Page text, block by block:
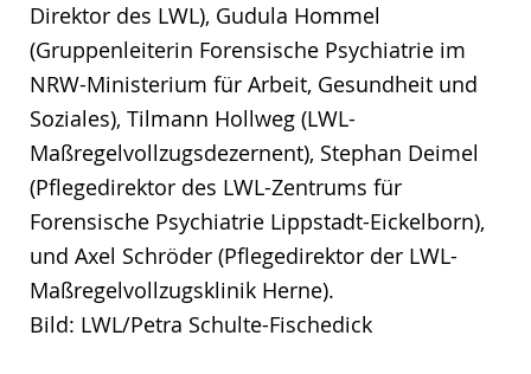
Direktor des LWL), Gudula Hommel
(Gruppenleiterin Forensische Psychiatrie im
NRW-Ministerium für Arbeit, Gesundheit und
Soziales), Tilmann Hollweg (LWL-
Maßregelvollzugsdezernent), Stephan Deimel
(Pflegedirektor des LWL-Zentrums für
Forensische Psychiatrie Lippstadt-Eickelborn),
und Axel Schröder (Pflegedirektor der LWL-
Maßregelvollzugsklinik Herne).
Bild: LWL/Petra Schulte-Fischedick